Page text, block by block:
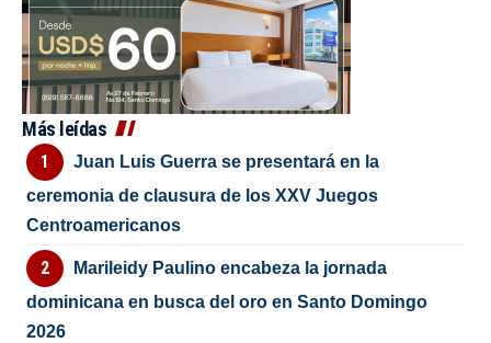
Más leídas
Juan Luis Guerra se presentará en la
ceremonia de clausura de los XXV Juegos
Centroamericanos
Marileidy Paulino encabeza la jornada
dominicana en busca del oro en Santo Domingo
2026